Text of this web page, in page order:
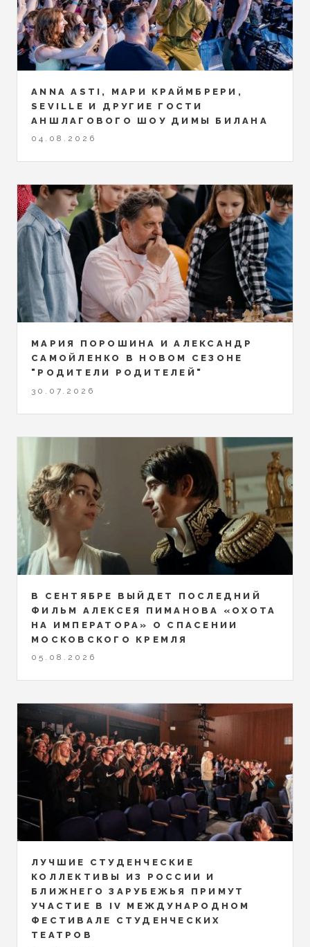
ANNA ASTI, МАРИ КРАЙМБРЕРИ,
SEVILLE И ДРУГИЕ ГОСТИ
АНШЛАГОВОГО ШОУ ДИМЫ БИЛАНА
04.08.2026
МАРИЯ ПОРОШИНА И АЛЕКСАНДР
САМОЙЛЕНКО В НОВОМ СЕЗОНЕ
"РОДИТЕЛИ РОДИТЕЛЕЙ"
30.07.2026
В СЕНТЯБРЕ ВЫЙДЕТ ПОСЛЕДНИЙ
ФИЛЬМ АЛЕКСЕЯ ПИМАНОВА «ОХОТА
НА ИМПЕРАТОРА» О СПАСЕНИИ
МОСКОВСКОГО КРЕМЛЯ
05.08.2026
ЛУЧШИЕ СТУДЕНЧЕСКИЕ
КОЛЛЕКТИВЫ ИЗ РОССИИ И
БЛИЖНЕГО ЗАРУБЕЖЬЯ ПРИМУТ
УЧАСТИЕ В IV МЕЖДУНАРОДНОМ
ФЕСТИВАЛЕ СТУДЕНЧЕСКИХ
ТЕАТРОВ